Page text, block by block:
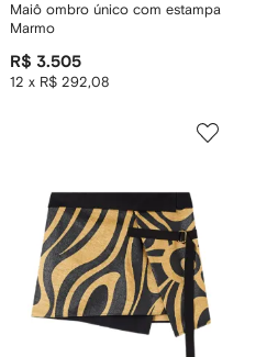
Maiô ombro único com estampa
Marmo
R$ 3.505
12 x R$ 292,08